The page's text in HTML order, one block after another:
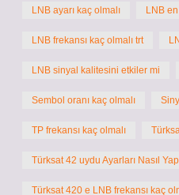
LNB ayarı kaç olmalı LNB
LNB frekansı kaç olmalı trt
LNB sinyal kalitesini etkiler mi
Sembol oranı kaç olmalı
TP frekansı kaç olmalı
Türksat 42 uydu Ayarları Nasıl
Türksat 420 e LNB frekansı kaç